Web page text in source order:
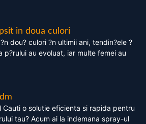
in doua culori
dou? culori ?n ultimii ani, tendin?ele ?
p?rului au evoluat, iar multe femei au
Cauti o solutie eficienta si rapida pentru
tau? Acum ai la indemana spray-ul